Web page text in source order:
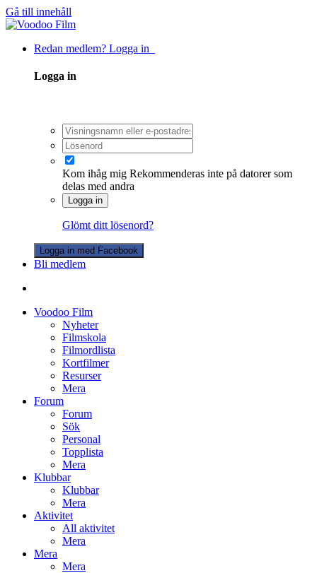
Gå till innehåll
Redan medlem? Logga in
Logga in
Kom ihåg mig Rekommenderas inte på datorer som
delas med andra
Logga in
Glömt ditt lösenord?
Logga in med Facebook
Bli medlem
Voodoo Film
Nyheter
Filmskola
Filmordlista
Kortfilmer
Resurser
Mera
Forum
Forum
Sök
Personal
Topplista
Mera
Klubbar
Klubbar
Mera
Aktivitet
All aktivitet
Mera
Mera
Mera